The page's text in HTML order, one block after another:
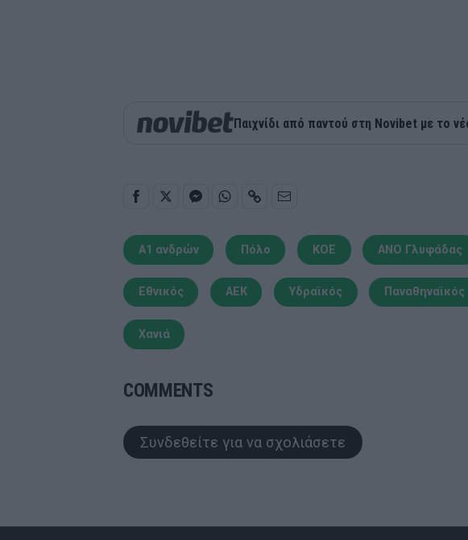
Παιχνίδι από παντού στη Novibet με το
Α1 ανδρών Πόλο ΚΟΕ ΑΝΟ Γλυφάδας
Εθνικός ΑΕΚ Υδραϊκός
Χανιά
COMMENTS
Συνδεθείτε για να σχολιάσετε